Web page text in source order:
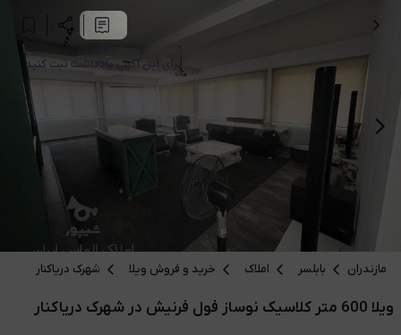
مازندران بابلسر املاک خرید و فروش ویلا شهرک دریاکنار
ویلا 600 متر کلاسیک نوساز فول فرنیش در شهرک دریاکنار
برای این آگهی یادداشت ثبت کنید.